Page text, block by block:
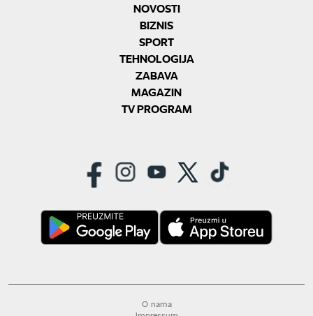
NOVOSTI
BIZNIS
SPORT
TEHNOLOGIJA
ZABAVA
MAGAZIN
TV PROGRAM
O nama